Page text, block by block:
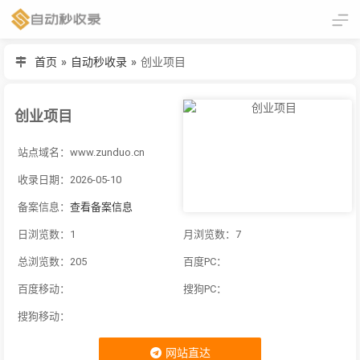
首页 » 自动秒收录 » 创业项目
创业项目
站点域名：www.zunduo.cn
收录日期：2026-05-10
备案信息： 查看备案信息
日浏览数：1 月浏览数：7
总浏览数：205 百度PC：
百度移动： 搜狗PC：
搜狗移动：
网站直达